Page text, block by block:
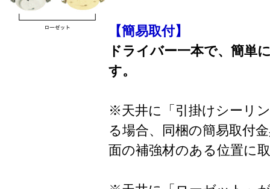
【簡易取付】
ドライバー一本で、簡単
す。
※天井に「引掛けシーリ
る場合、同梱の簡易取付
面の補強材のある位置に